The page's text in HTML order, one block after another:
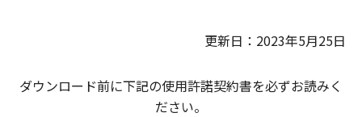
更新日：2023年5月25日
ダウンロード前に下記の使用許諾契約書を必ずお読みく
ださい。